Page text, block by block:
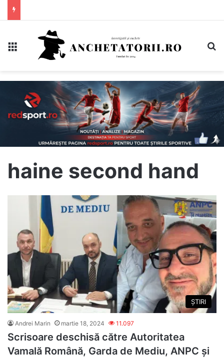
haine second hand
ȘTIRI
Andrei Marin martie 18, 2024 11.097
Scrisoare deschisă către Autoritatea
Vamală Română, Garda de Mediu, ANPC și